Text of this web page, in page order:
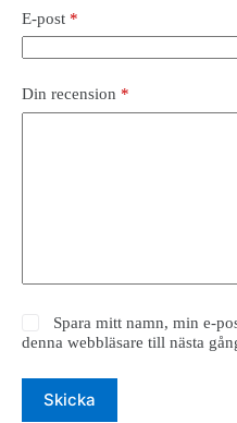
E-post *
Din recension *
Spara mitt namn, min e-
denna webbläsare till nästa
Skicka